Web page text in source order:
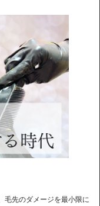
毛先のダメージを最小限に